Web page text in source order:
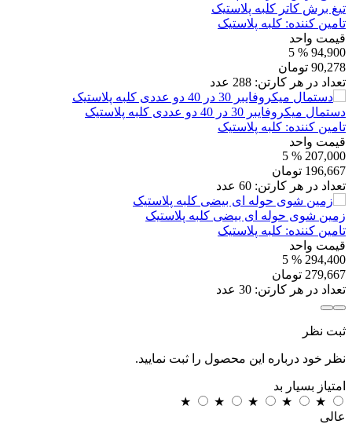
تیغ برش کاتر کلبه پلاستیک
تامین کننده: کلبه پلاستیک
قیمت واحد
94,900
% 5
90,278 تومان
تعداد در هر کارتن: 288 عدد
دستمال میکروفایبر 30 در 40 دو عددی کلبه پلاستیک
تامین کننده: کلبه پلاستیک
قیمت واحد
207,000
% 5
196,667 تومان
تعداد در هر کارتن: 60 عدد
زمین شوی حوله ای بیضی کلبه پلاستیک
تامین کننده: کلبه پلاستیک
قیمت واحد
294,400
% 5
279,667 تومان
تعداد در هر کارتن: 30 عدد
ثبت نظر
نظر خود درباره این محصول را ثبت نمایید.
امتیاز بسیار بد
★
★
★
★
★
عالی